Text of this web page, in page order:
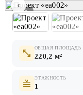
1 / 9
‹
ОБЩАЯ ПЛОЩАДЬ
220,2 м²
ЭТАЖНОСТЬ
1